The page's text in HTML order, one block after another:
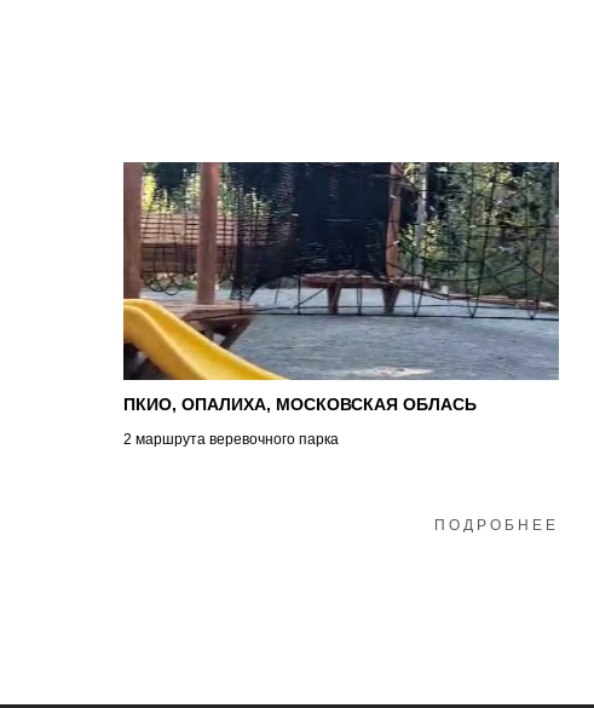
ПКИО, ОПАЛИХА, МОСКОВСКАЯ ОБЛАСЬ
2 маршрута веревочного парка
ПОДРОБНЕЕ